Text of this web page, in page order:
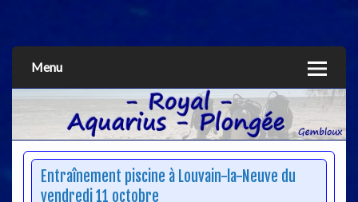
Menu
Entraînement piscine à Louvain-la-Neuve du
vendredi 11 octobre